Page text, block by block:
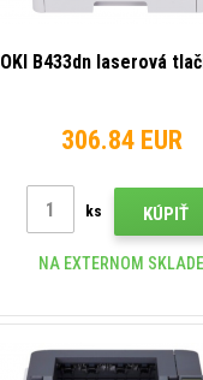
OKI B433dn laserová
306.84 EUR
ks KÚPIŤ
NA EXTERNOM SKLADE